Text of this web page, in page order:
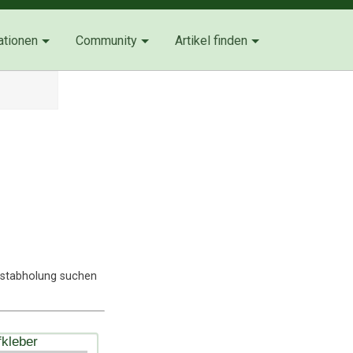
Community Artikel finden
suchen